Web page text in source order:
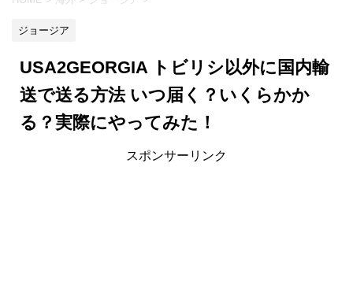
ジョージア
USA2GEORGIA トビリシ以外に国内輸
送で送る方法 いつ届く？いくらかか
る？実際にやってみた！
スポンサーリンク